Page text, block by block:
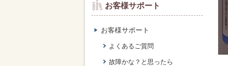
お客様サポート
お客様サポート
よくあるご質問
故障かな？と思ったら